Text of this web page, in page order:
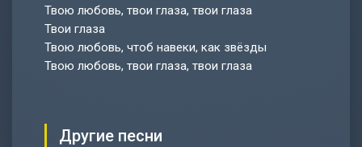
Твою любовь, твои глаза, твои глаза
Твои глаза
Твою любовь, чтоб навеки, как звёзды
Твою любовь, твои глаза, твои глаза
Другие песни